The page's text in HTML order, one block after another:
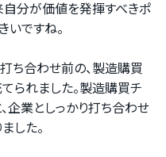
自分が価値を発揮すべきポ
いですね。
ち合わせ前の、製造購買
られました。製造購買チ
企業としっかり打ち合わせ
した。